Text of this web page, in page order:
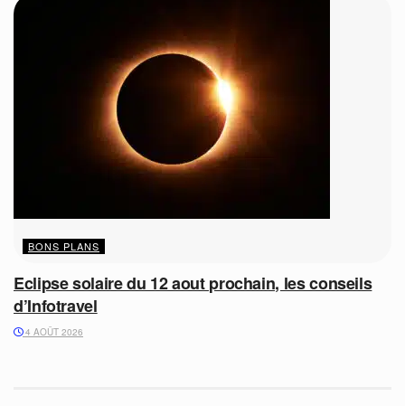
BONS PLANS
Eclipse solaire du 12 aout prochain, les conseils
d’Infotravel
4 AOÛT 2026